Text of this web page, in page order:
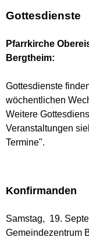
Gottesdienste
Pfarrkirche
Bergtheim:
Gottesdienste
wöchentlichen
Weitere
Veranstaltungen
Termine".
Konfirmanden
Samstag, 19.
Gemeindezentrum